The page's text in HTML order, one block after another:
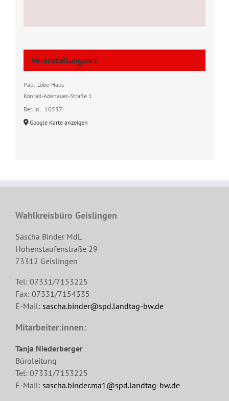
Veranstaltungsort
Paul-Löbe-Haus
Konrad-Adenauer-Straße 1
Berlin
10557
Google Karte anzeigen
Wahlkreisbüro Geislingen
Sascha Binder MdL
Hohenstaufenstraße 29
73312 Geislingen
Tel: 07331/7153225
Fax: 07331/7154335
E-Mail: sascha.binder@spd.landtag-bw.de
Mitarbeiter:innen:
Tanja Niederberger
Büroleitung
Tel: 07331/7153225
E-Mail: sascha.binder.ma1@spd.landtag-bw.de